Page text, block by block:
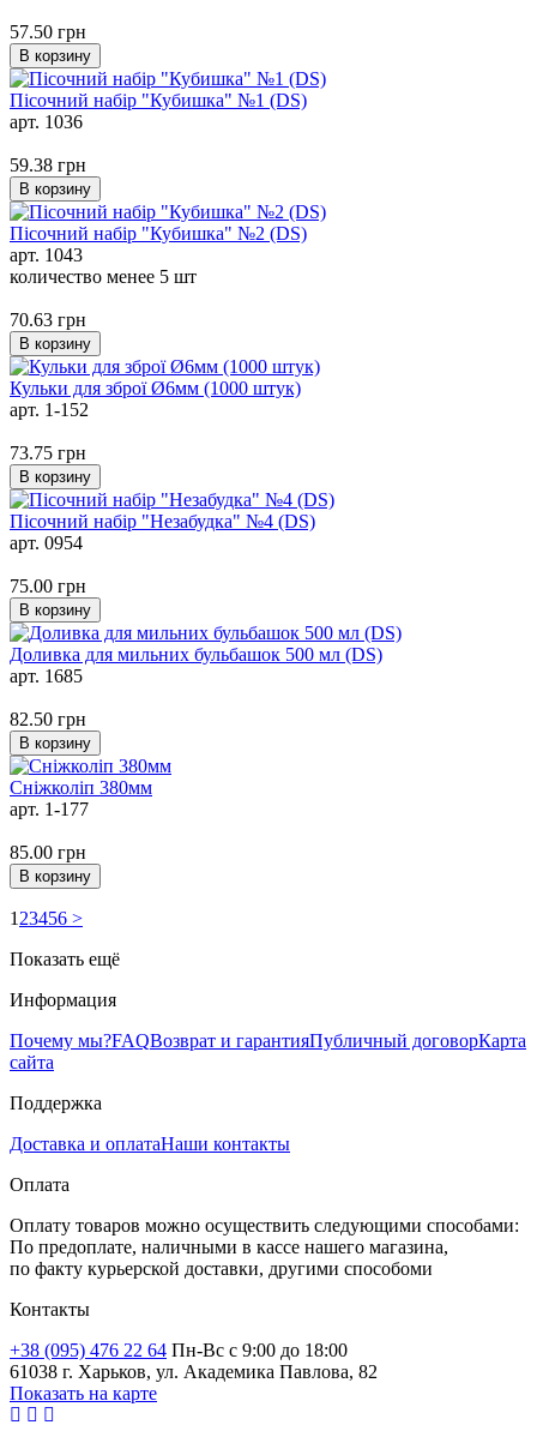
57.50 грн
В корзину
Пісочний набір "Кубишка" №1 (DS)
арт. 1036
59.38 грн
В корзину
Пісочний набір "Кубишка" №2 (DS)
арт. 1043
количество менее 5 шт
70.63 грн
В корзину
Кульки для зброї Ø6мм (1000 штук)
арт. 1-152
73.75 грн
В корзину
Пісочний набір "Незабудка" №4 (DS)
арт. 0954
75.00 грн
В корзину
Доливка для мильних бульбашок 500 мл (DS)
арт. 1685
82.50 грн
В корзину
Сніжколіп 380мм
арт. 1-177
85.00 грн
В корзину
1 23456 >
Показать ещё
Информация
Почему мы?FAQВозврат и гарантияПубличный договорКарта
сайта
Поддержка
Доставка и оплатаНаши контакты
Оплата
Оплату товаров можно осуществить следующими способами:
По предоплате, наличными в кассе нашего магазина,
по факту курьерской доставки, другими способоми
Контакты
+38 (095) 476 22 64 Пн-Вс с 9:00 до 18:00
61038 г. Харьков, ул. Академика Павлова, 82
Показать на карте